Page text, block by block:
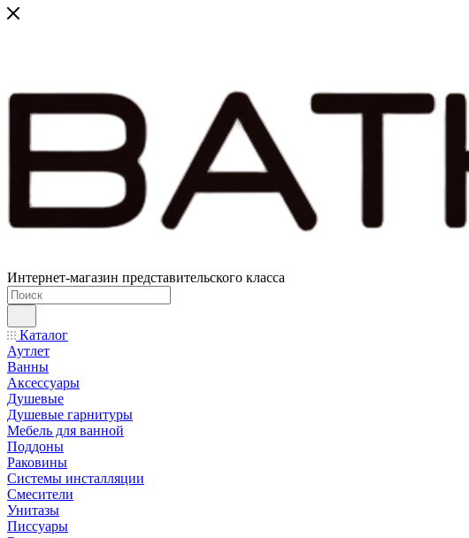
Интернет-магазин представительского класса
Каталог
Аутлет
Ванны
Аксессуары
Душевые
Душевые гарнитуры
Мебель для ванной
Поддоны
Раковины
Системы инсталляции
Смесители
Унитазы
Писсуары